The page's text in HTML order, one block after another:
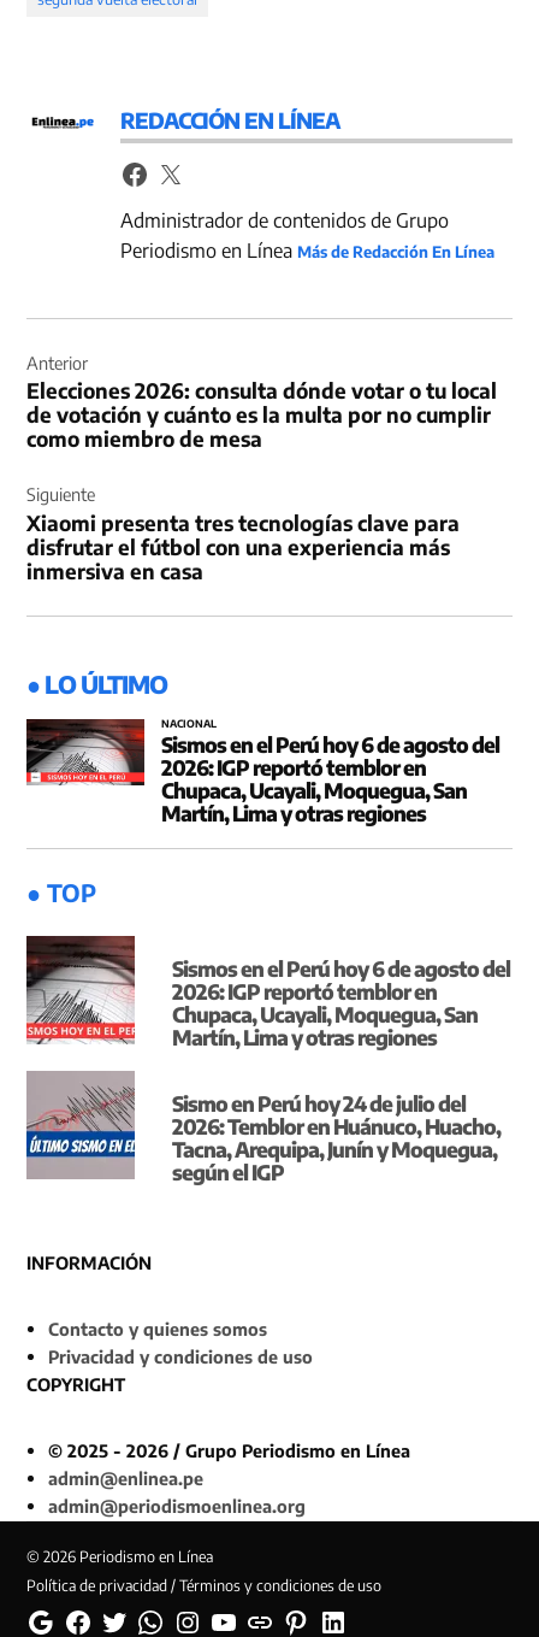
REDACCIÓN EN LÍNEA
Administrador de contenidos de Grupo
Periodismo en LíneaMás de Redacción En Línea
de
entradas
Anterior
Elecciones 2026: consulta dónde votar o tu local
de votación y cuánto es la multa por no cumplir
como miembro de mesa
Siguiente
Xiaomi presenta tres tecnologías clave para
disfrutar el fútbol con una experiencia más
inmersiva en casa
● LO ÚLTIMO
NACIONAL
Sismos en el Perú hoy 6 de agosto del
2026: IGP reportó temblor en
Chupaca, Ucayali, Moquegua, San
Martín, Lima y otras regiones
● TOP
Sismos en el Perú hoy 6 de agosto del
2026: IGP reportó temblor en
Chupaca, Ucayali, Moquegua, San
Martín, Lima y otras regiones
Sismo en Perú hoy 24 de julio del
2026: Temblor en Huánuco, Huacho,
Tacna, Arequipa, Junín y Moquegua,
según el IGP
INFORMACIÓN
Contacto y quienes somos
Privacidad y condiciones de uso
COPYRIGHT
© 2025 - 2026 / Grupo Periodismo en Línea
admin@enlinea.pe
admin@periodismoenlinea.org
© 2026 Periodismo en Línea
Política de privacidad / Términos y condiciones de uso
GoogleFacebookTwitterWhatsappInstagramYouTubeWeb PinterestLinkedin